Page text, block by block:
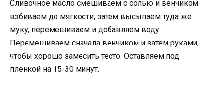
Сливочное масло смешиваем с солью и венчиком
взбиваем до мягкости, затем высыпаем туда же
муку, перемешиваем и добавляем воду.
Перемешиваем сначала венчиком и затем руками,
чтобы хорошо замесить тесто. Оставляем под
пленкой на 15-30 минут.